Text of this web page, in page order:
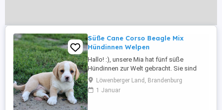
Süße Cane Corso Beagle Mix
Hündinnen Welpen
Hallo! :), unsere Mia hat fünf süße
Hündinnen zur Welt gebracht. Sie sind
gesund und top fit. Es ist eine Mischung
aus Cane Corso und Beagle, diese
verspricht lebhafte, intelligente und
Löwenberger Land, Brandenburg
1 Januar